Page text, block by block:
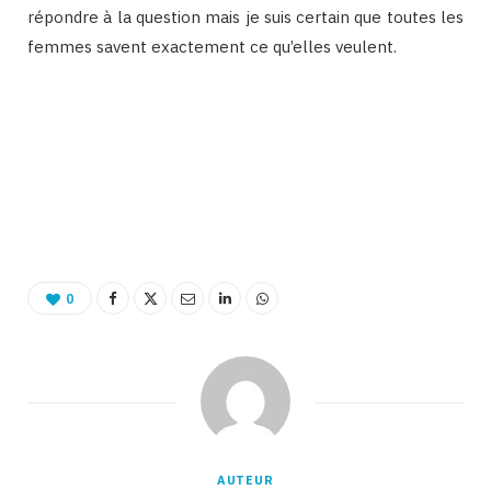
répondre à la question mais je suis certain que toutes les
femmes savent exactement ce qu’elles veulent.
0
AUTEUR